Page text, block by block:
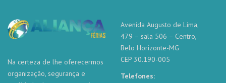
Na certeza de lhe oferecermos
organização, segurança e
Avenida Augusto de Lima,
479 – sala 506 – Centro,
Belo Horizonte-MG
CEP 30.190-005
Telefones: